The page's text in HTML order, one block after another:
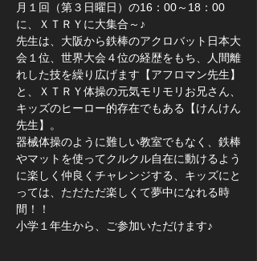
月１回（第３日曜日）の16：00～18：00
に、ＸＴＲＹに大集合～♪
先生は、大阪から鉄棒のアクロバット日本大
会１位、世界大会４位の経歴をもち、人間離
れした技を繰り広げます【アフロマン先生】
と、ＸＴＲＹ体操の元気モリモリお兄さん、
キッズのヒーロー的存在でもある【けんけん
先生】。
器械体操のように難しい教室でもなく、鉄棒
やマットを使ってクルクル自在に動けるよう
に楽しく仲良くチャレンジする、キッズにと
っては、ただただ楽しくて夢中になれる時
間！！
小学１年生から、ご参加いただけます♪